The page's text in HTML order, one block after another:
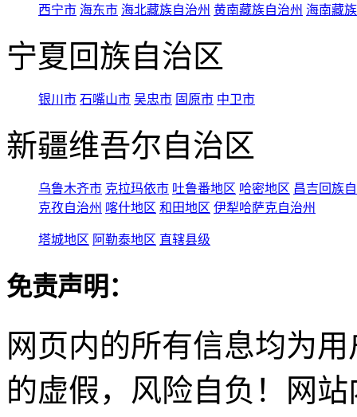
西宁市 海东市 海北藏族自治州 黄南藏族自治州 海南藏
宁夏回族自治区
银川市 石嘴山市 吴忠市 固原市 中卫市
新疆维吾尔自治区
乌鲁木齐市 克拉玛依市 吐鲁番地区 哈密地区 昌吉回族
克孜自治州 喀什地区 和田地区 伊犁哈萨克自治州
塔城地区 阿勒泰地区 直辖县级
免责声明：
网页内的所有信息均为
的虚假，风险自负！网